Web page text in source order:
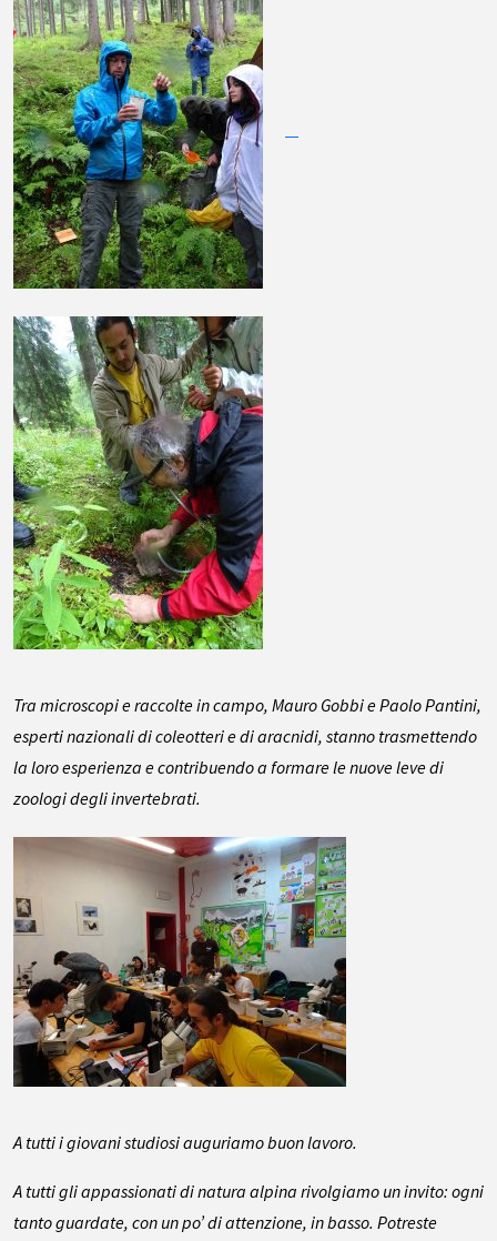
Tra microscopi e raccolte in campo, Mauro Gobbi e Paolo Pantini,
esperti nazionali di coleotteri e di aracnidi, stanno trasmettendo
la loro esperienza e contribuendo a formare le nuove leve di
zoologi degli invertebrati.
A tutti i giovani studiosi auguriamo buon lavoro.
A tutti gli appassionati di natura alpina rivolgiamo un invito: ogni
tanto guardate, con un po’ di attenzione, in basso. Potreste